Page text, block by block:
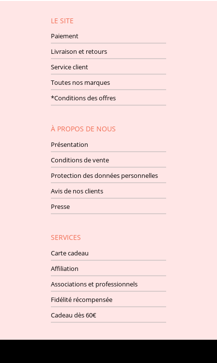
LE SITE
Paiement
Livraison et retours
Service client
Toutes nos marques
*Conditions des offres
À PROPOS DE NOUS
Présentation
Conditions de vente
Protection des données personnelles
Avis de nos clients
Presse
SERVICES
Carte cadeau
Affiliation
Associations et professionnels
Fidélité récompensée
Cadeau dès 60€